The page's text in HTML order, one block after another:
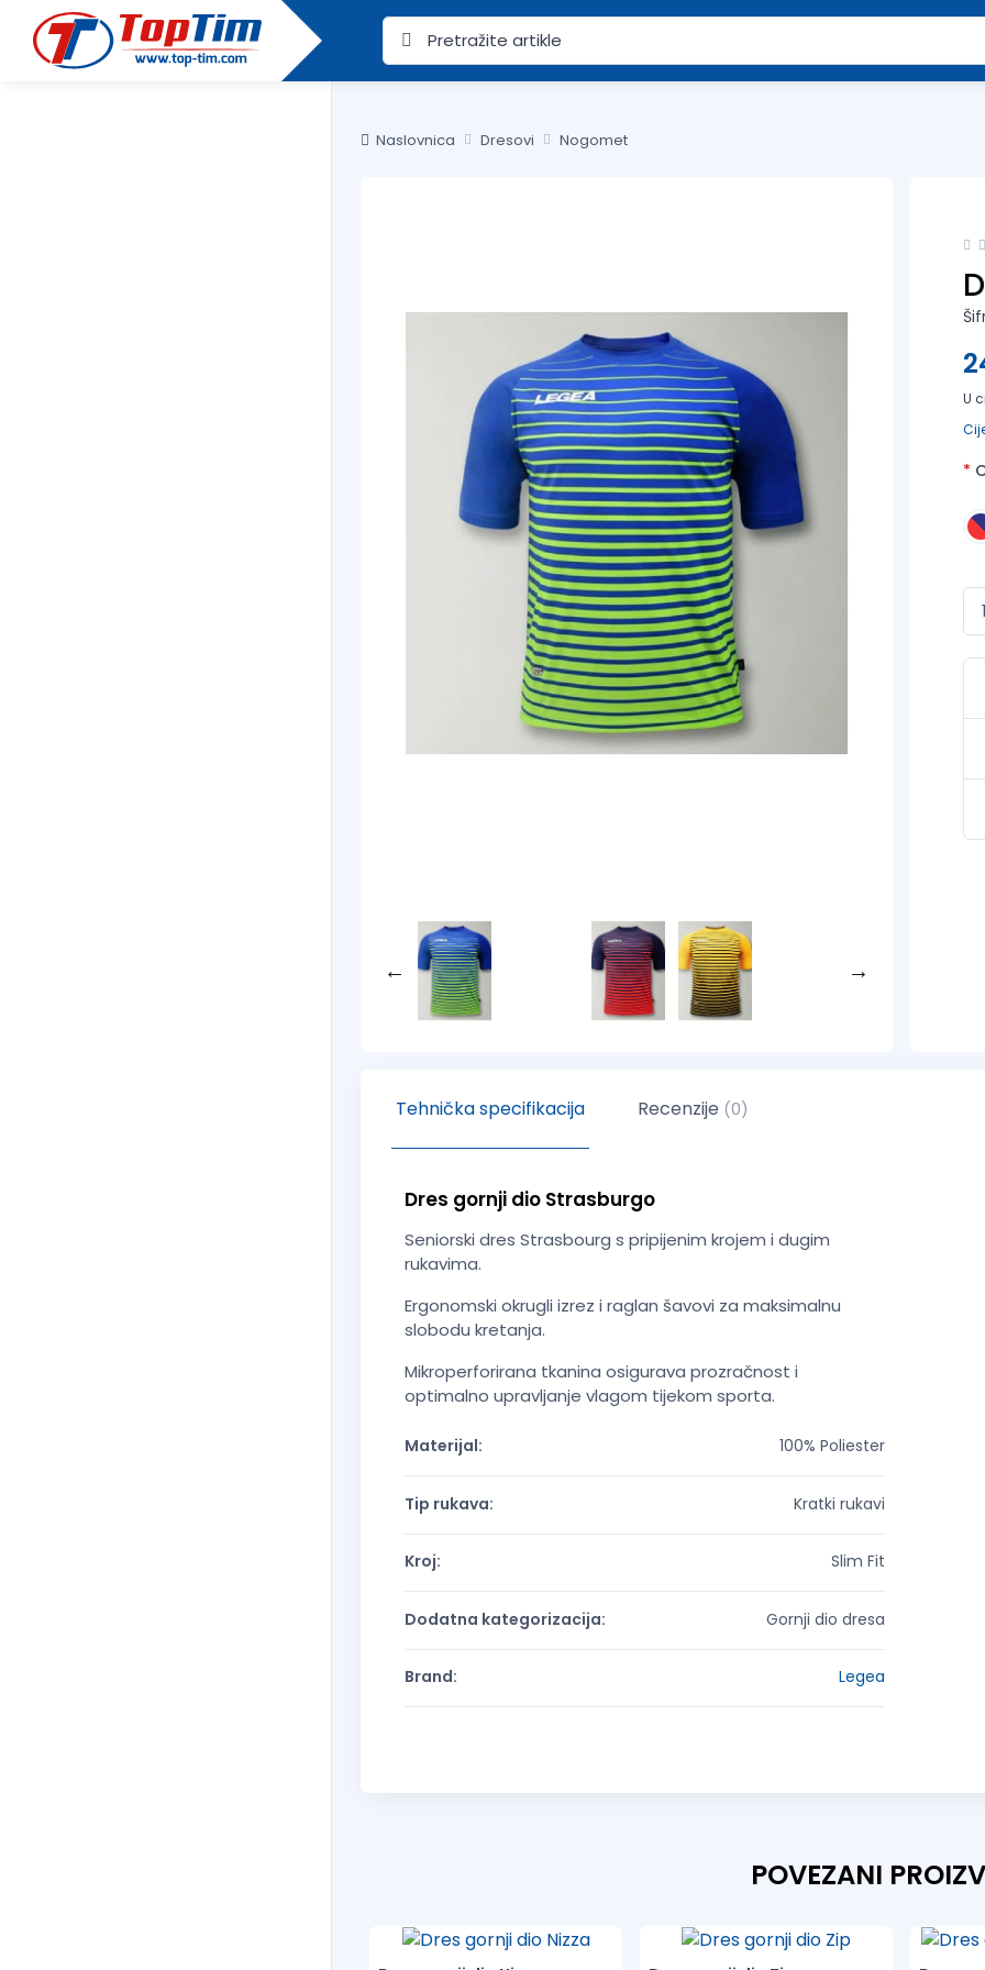
Naslovnica Dresovi Nogomet
U
*
Tehnička specifikacija Recenzije (0)
Dres gornji dio Strasburgo
Seniorski dres Strasbourg s pripijenim krojem i dugim
rukavima.
Ergonomski okrugli izrez i raglan šavovi za maksimalnu
slobodu kretanja.
Mikroperforirana tkanina osigurava prozračnost i
optimalno upravljanje vlagom tijekom sporta.
Materijal: 100% Poliester
Tip rukava: Kratki rukavi
Kroj: Slim Fit
Dodatna kategorizacija: Gornji dio dresa
Brand: Legea
POVEZANI